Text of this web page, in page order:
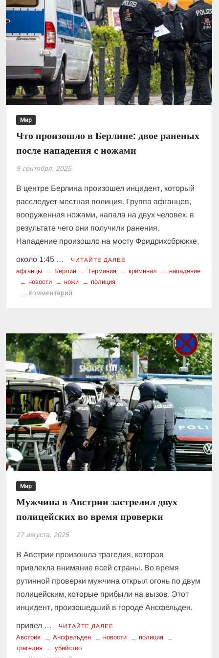
протестах
во
Франции
Мир
Что произошло в Берлине: двое раненых
после нападения с ножами
9 сентября, 2025
В центре Берлина произошел инцидент, который
расследует местная полиция. Группа афганцев,
вооруженная ножами, напала на двух человек, в
результате чего они получили ранения.
Нападение произошло на мосту Фридрихсбрюкке,
около 1:45 … ЧИТАЙТЕ ДАЛЕЕ
афганцы Берлин Германия криминал
нападение
новости
ножи полиция
Комментарий
Берлине:
двое
раненых
после
нападения
с
ножами
Мир
Мужчина в Австрии застрелил двух
полицейских во время проверки
27 августа, 2025
В Австрии произошла трагедия, которая
привлекла внимание всей страны. Во время
рутинной проверки мужчина открыл огонь по двум
полицейским, которые прибыли на вызов. Этот
инцидент, произошедший в городе Ансфельден,
привел … ЧИТАЙТЕ ДАЛЕЕ
Австрия Ансфельден новости
полиция
трагедия
убийство